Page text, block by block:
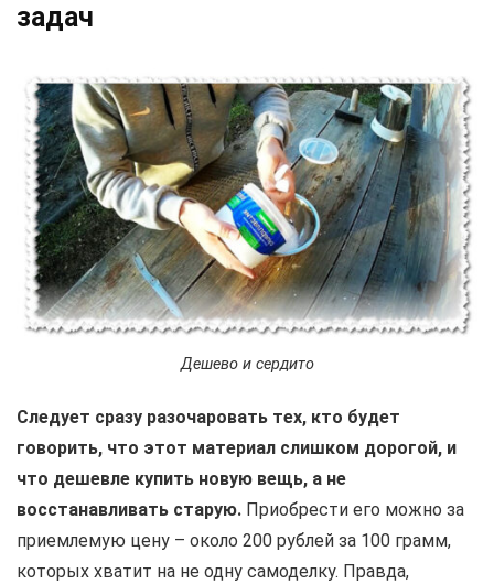
задач
Дешево и сердито
Следует сразу разочаровать тех, кто будет
говорить, что этот материал слишком дорогой, и
что дешевле купить новую вещь, а не
восстанавливать старую. Приобрести его можно за
приемлемую цену – около 200 рублей за 100 грамм,
которых хватит на не одну самоделку. Правда,